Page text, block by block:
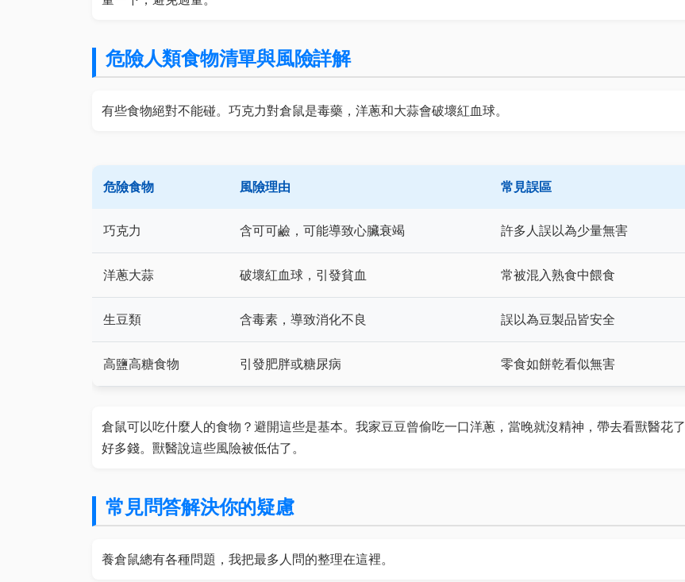
危險人類食物清單與風險詳解
有些食物絕對不能碰。巧克力對倉鼠是毒藥，洋蔥和大蒜會破壞紅血球。
危險食物 風險理由 常見誤區
巧克力 含可可鹼，可能導致心臟衰竭 許多人誤以為少量無害
洋蔥大蒜 破壞紅血球，引發貧血 常被混入熟食中餵食
生豆類 含毒素，導致消化不良 誤以為豆製品皆安全
高鹽高糖食物 引發肥胖或糖尿病 零食如餅乾看似無害
倉鼠可以吃什麼人的食物？避開這些是基本。我家豆豆曾偷吃一口洋蔥，當晚就沒精神，帶去看獸醫花了
好多錢。獸醫說這些風險被低估了。
常見問答解決你的疑慮
養倉鼠總有各種問題，我把最多人問的整理在這裡。